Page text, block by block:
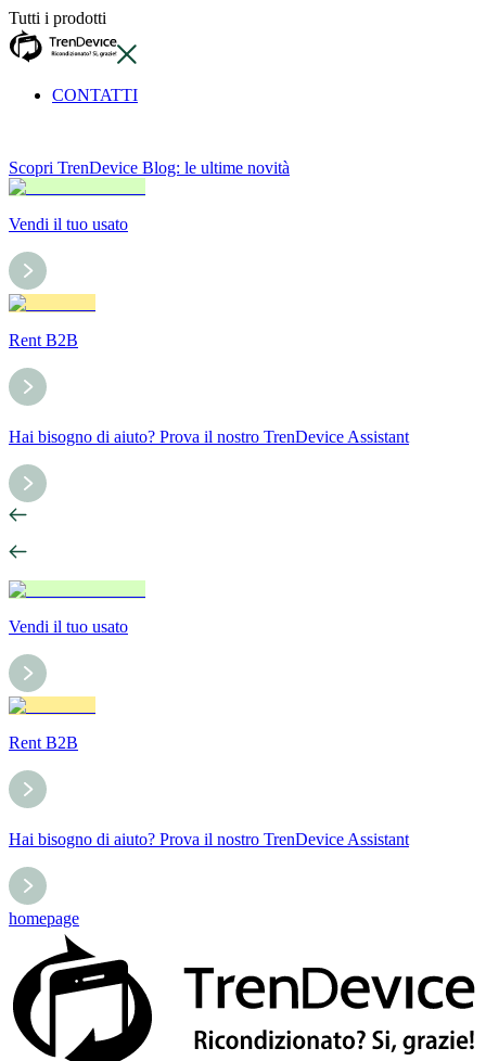
Tutti i prodotti
CONTATTI
Scopri TrenDevice Blog: le ultime novità
Vendi il tuo usato
Rent B2B
Hai bisogno di aiuto? Prova il nostro TrenDevice Assistant
Vendi il tuo usato
Rent B2B
Hai bisogno di aiuto? Prova il nostro TrenDevice Assistant
homepage